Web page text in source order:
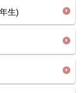
生)